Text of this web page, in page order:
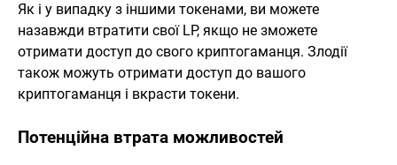
Як і у випадку з іншими токенами, ви можете
назавжди втратити свої LP, якщо не зможете
отримати доступ до свого криптогаманця. Злодії
також можуть отримати доступ до вашого
криптогаманця і вкрасти токени.
Потенційна втрата можливостей